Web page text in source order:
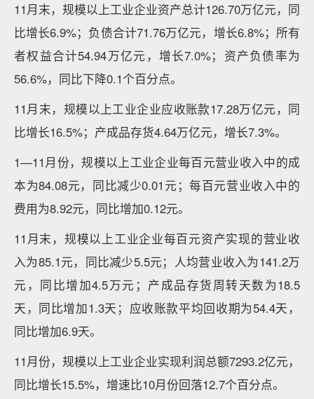
11月末，规模以上工业企业资产总计126.70万亿元，同
比增长6.9%；负债合计71.76万亿元，增长6.8%；所有
者权益合计54.94万亿元，增长7.0%；资产负债率为
56.6%，同比下降0.1个百分点。
11月末，规模以上工业企业应收账款17.28万亿元，同
比增长16.5%；产成品存货4.64万亿元，增长7.3%。
1—11月份，规模以上工业企业每百元营业收入中的成
本为84.08元，同比减少0.01元；每百元营业收入中的
费用为8.92元，同比增加0.12元。
11月末，规模以上工业企业每百元资产实现的营业收
入为85.1元，同比减少5.5元；人均营业收入为141.2万
元，同比增加4.5万元；产成品存货周转天数为18.5
天，同比增加1.3天；应收账款平均回收期为54.4天，
同比增加6.9天。
11月份，规模以上工业企业实现利润总额7293.2亿元，
同比增长15.5%，增速比10月份回落12.7个百分点。